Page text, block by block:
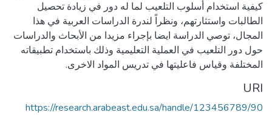
كيفية استخدام أسلوب التلعيب لما له دور في زيادة تحصيل
الطالبات واستثارتهم، ونظراً لندرة الدراسات العربية في هذا
المجال، توصي الدراسة ايضا بإجراء مزيدا من الأبحاث والدراسات
حول دور التلعيب في العملية التعليمية وذلك باستخدام تطبيقاته
المختلفة وقياس فاعليتها في تدريس المواد الاخرى.
URI
https://research.arabeast.edu.sa/handle/123456789/90